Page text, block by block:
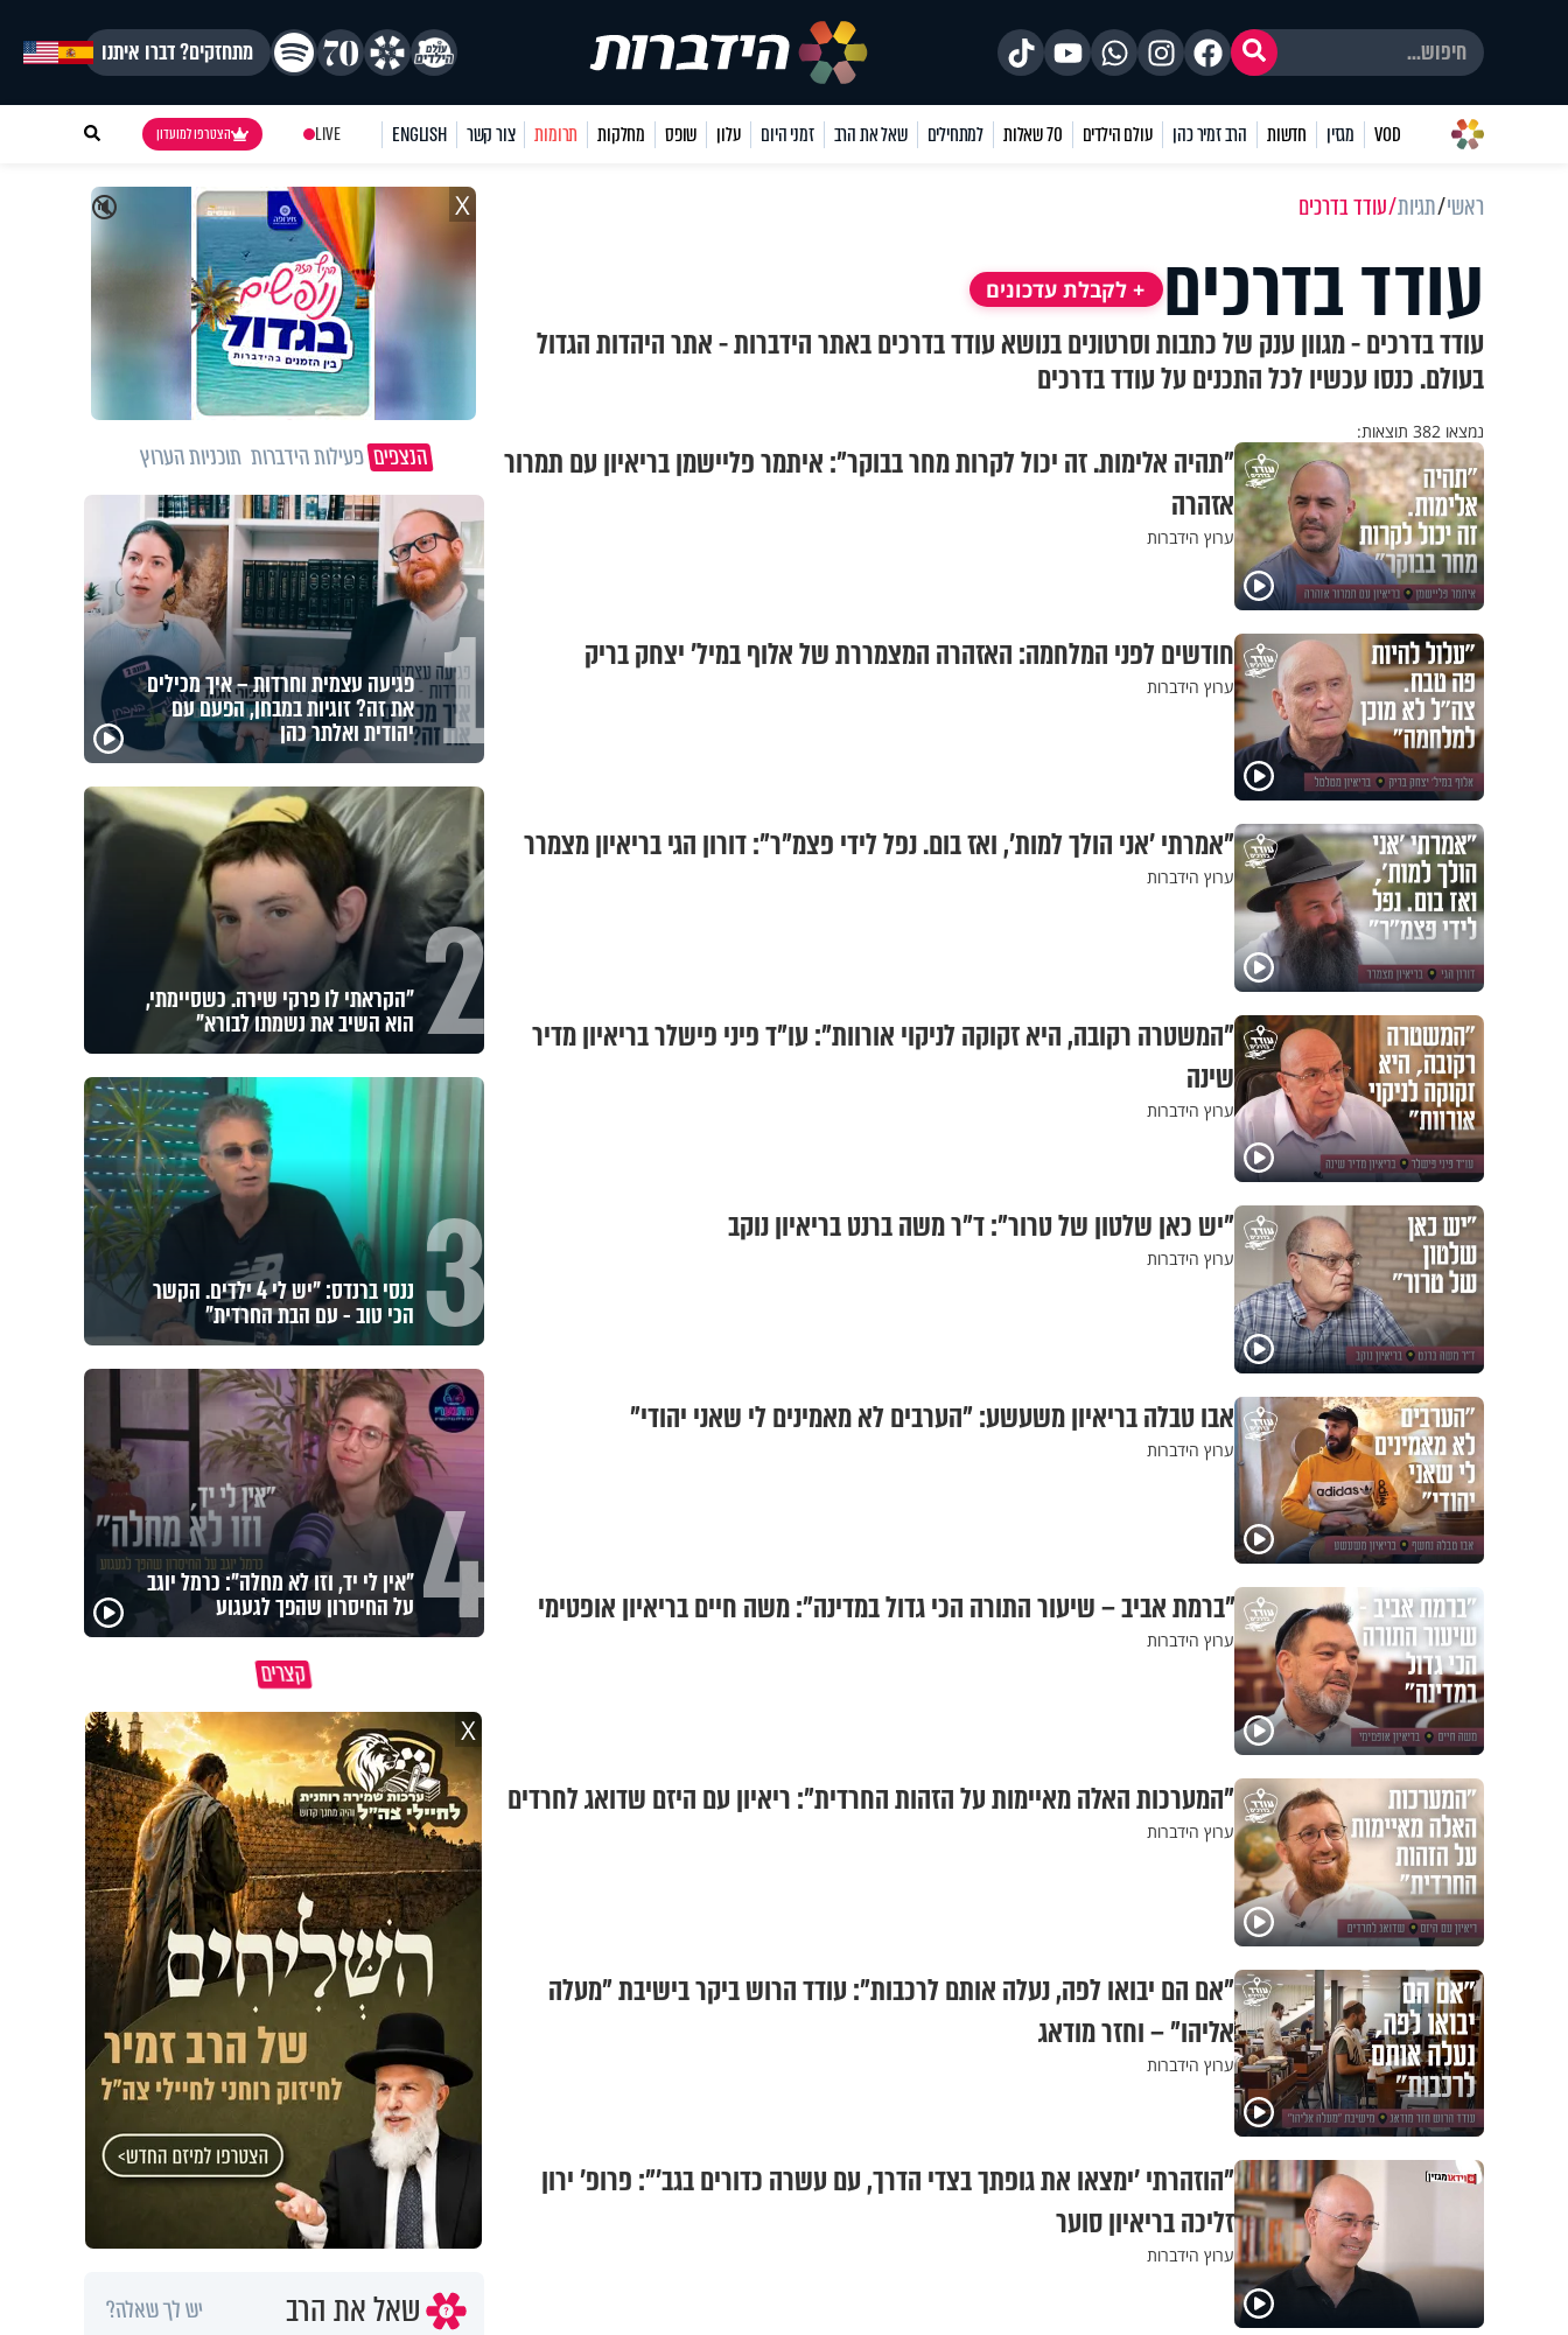
מתחזקים? דברו איתנו
VOD מגזין חדשות הרב זמיר כהן עולם הילדים 70 שאלות למתחילים שאל את הרב זמני היום עלון שופס מחלקות תרומות צור קשר ENGLISH
LIVE הצטרפו למועדון
ראשי תגיות עודד בדרכים
עודד בדרכים + לקבלת עדכונים
עודד בדרכים - מגוון ענק של כתבות וסרטונים בנושא עודד בדרכים באתר הידברות - אתר היהדות הגדול
בעולם. כנסו עכשיו לכל התכנים על עודד בדרכים
נמצאו 382 תוצאות:
"תהיה אלימות. זה יכול לקרות מחר בבוקר": איתמר פליישמן בריאיון עם תמרור
אזהרה
ערוץ הידברות
חודשים לפני המלחמה: האזהרה המצמררת של אלוף במיל' יצחק בריק
ערוץ הידברות
"אמרתי 'אני הולך למות', ואז בום. נפל לידי פצמ"ר": דורון הגי בריאיון מצמרר
ערוץ הידברות
"המשטרה רקובה, היא זקוקה לניקוי אורוות": עו"ד פיני פישלר בריאיון מדיר
שינה
ערוץ הידברות
"יש כאן שלטון של טרור": ד"ר משה ברנט בריאיון נוקב
ערוץ הידברות
אבו טבלה בריאיון משעשע: "הערבים לא מאמינים לי שאני יהודי"
ערוץ הידברות
"ברמת אביב – שיעור התורה הכי גדול במדינה": משה חיים בריאיון אופטימי
ערוץ הידברות
"המערכות האלה מאיימות על הזהות החרדית": ריאיון עם היזם שדואג לחרדים
ערוץ הידברות
"אם הם יבואו לפה, נעלה אותם לרכבות": עודד הרוש ביקר בישיבת "מעלה
אליהו" – וחזר מודאג
ערוץ הידברות
"הוזהרתי 'ימצאו את גופתך בצדי הדרך, עם עשרה כדורים בגב'": פרופ' ירון
זליכה בריאיון סוער
ערוץ הידברות
🔇 X
הנצפיםפעילות הידברות תוכניות הערוץ
1 פגיעה עצמית וחרדות – איך מכילים
את זה? זוגיות במבחן, הפעם עם
יהודית ואלתר כהן
2 "הקראתי לו פרקי שירה. כשסיימתי,
הוא השיב את נשמתו לבורא"
3 ננסי ברנדס: "יש לי 4 ילדים. הקשר
הכי טוב - עם הבת החרדית"
4 "אין לי יד, וזו לא מחלה": כרמל יוגב
על החיסרון שהפך לגעגוע
קצרים
תהיו אהרון הכהן - תשכינו
כל קושי שחווית היה ניסיון
X
שאל את הרב יש לך שאלה?